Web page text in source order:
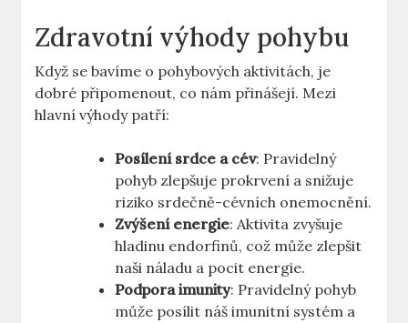
Zdravotní výhody pohybu
Když se bavíme o pohybových aktivitách, je
dobré připomenout, co nám přinášejí. Mezi
hlavní výhody patří:
Posílení srdce a cév: Pravidelný
pohyb zlepšuje prokrvení a snižuje
riziko srdečně-cévních onemocnění.
Zvýšení energie: Aktivita zvyšuje
hladinu endorfinů, což může zlepšit
naši náladu a pocit energie.
Podpora imunity: Pravidelný pohyb
může posílit náš imunitní systém a